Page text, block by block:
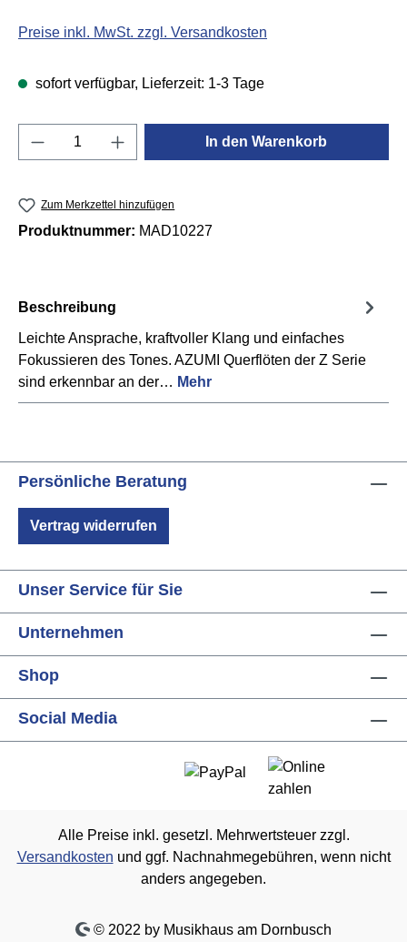
Preise inkl. MwSt. zzgl. Versandkosten
sofort verfügbar, Lieferzeit: 1-3 Tage
Produkt Anzahl: Gib den gewünschten
In den Warenkorb
Zum Merkzettel hinzufügen
Produktnummer: MAD10227
Beschreibung
Leichte Ansprache, kraftvoller Klang und einfaches
Fokussieren des Tones. AZUMI Querflöten der Z Serie
sind erkennbar an der… Mehr
Persönliche Beratung
Vertrag widerrufen
Unser Service für Sie
Unternehmen
Shop
Social Media
Alle Preise inkl. gesetzl. Mehrwertsteuer zzgl.
Versandkosten und ggf. Nachnahmegebühren, wenn nicht
anders angegeben.
© 2022 by Musikhaus am Dornbusch